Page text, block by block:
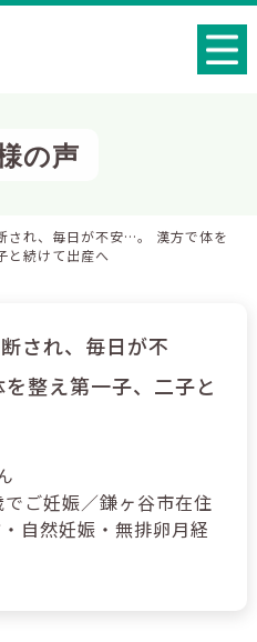
の声
され、毎日が不安…。 漢方で体を
と続けて出産へ
され、毎日が不
整え第一子、二子と
ご妊娠／鎌ヶ谷市在住
自然妊娠・無排卵月経